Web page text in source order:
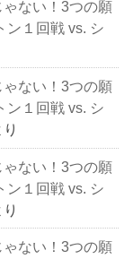
ゃない！3つの願
ン１回戦 vs. シ
ゃない！3つの願
ン１回戦 vs. シ
り
ゃない！3つの願
ン１回戦 vs. シ
り
ゃない！3つの願